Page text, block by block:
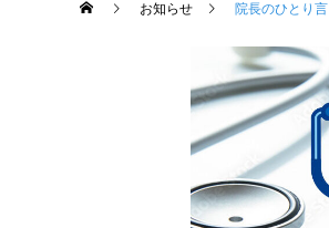
お知らせ 院長のひとり言